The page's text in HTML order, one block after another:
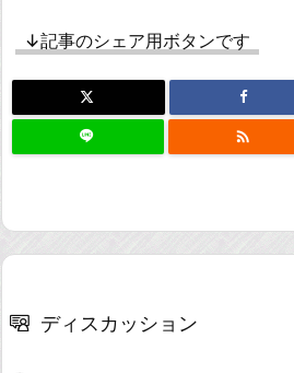
↓記事のシェア用ボタンです

ディスカッション